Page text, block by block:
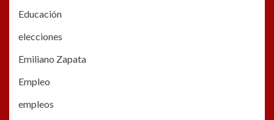
Educación
elecciones
Emiliano Zapata
Empleo
empleos